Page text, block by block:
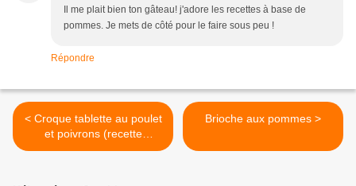
Il me plait bien ton gâteau! j'adore les recettes à base de
pommes. Je mets de côté pour le faire sous peu !
Répondre
< Croque tablette au poulet
et poivrons (recette
remontée)
Brioche aux pommes >